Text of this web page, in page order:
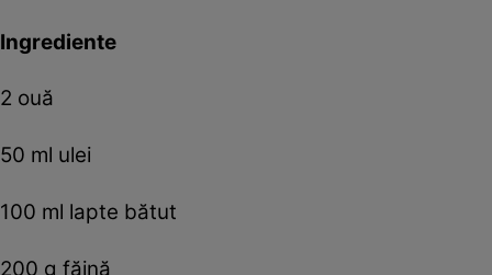
Ingrediente
2 ouă
50 ml ulei
100 ml lapte bătut
200 g făină